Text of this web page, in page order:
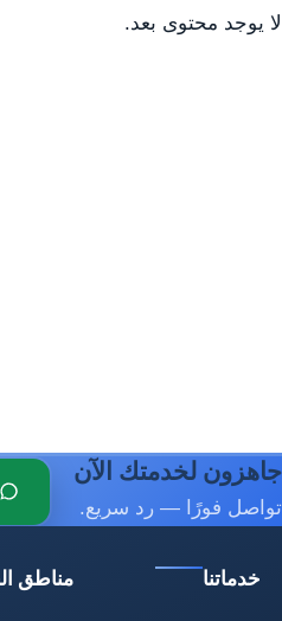
لا يوجد محتوى بعد.
جاهزون لخدمتك الآن
تواصل فورًا — رد سريع.
خدماتنا مناطق